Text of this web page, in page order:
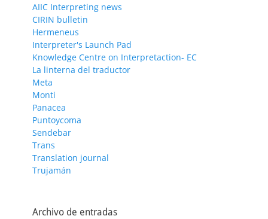
AIIC Interpreting news
CIRIN bulletin
Hermeneus
Interpreter's Launch Pad
Knowledge Centre on Interpretaction- EC
La linterna del traductor
Meta
Monti
Panacea
Puntoycoma
Sendebar
Trans
Translation journal
Trujamán
Archivo de entradas